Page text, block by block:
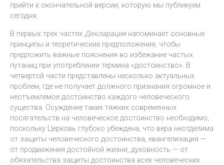
прийти к окончательной версии, которую мы публикуем
сегодня.
В первых трех частях Декларациянапоминает основные
принципы и теоретические предположения, чтобы
предложить важные пояснения во избежание частых
путаниц при употреблении термина «достоинство». В
четвертой части представлены несколько актуальных
проблем, где не получает должного признания огромное и
неотъемлемое достоинство каждого человеческого
существа. Осуждение таких тяжких современных
посягательств на человеческое достоинство необходимо,
поскольку Церковь глубоко убеждена, что вера неотделима
от защиты человеческого достоинства, евангелизация —
от продвижения достойной жизни, духовность — от
обязательства защиты достоинства всех человеческих